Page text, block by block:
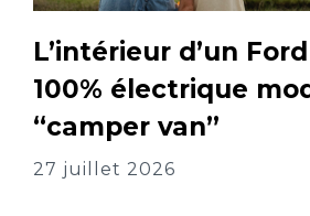
L’intérieur d’un
100% électrique
“camper van”
27 juillet 2026